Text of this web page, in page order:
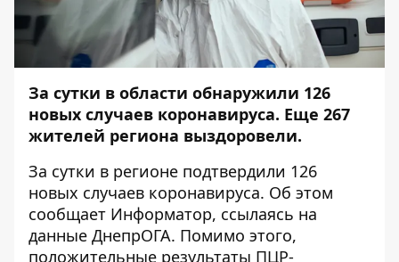
За сутки в области обнаружили 126
новых случаев коронавируса. Еще 267
жителей региона выздоровели.
За сутки в регионе подтвердили 126
новых случаев коронавируса. Об этом
сообщает Информатор, ссылаясь на
данные ДнепрОГА. Помимо этого,
положительные результаты ПЦР-